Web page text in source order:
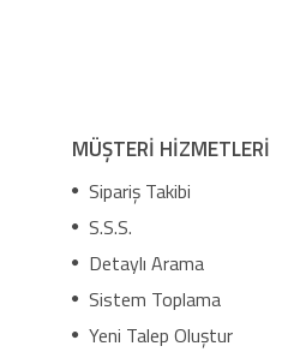
MÜŞTERİ HİZMETLERİ
Sipariş Takibi
S.S.S.
Detaylı Arama
Sistem Toplama
Yeni Talep Oluştur